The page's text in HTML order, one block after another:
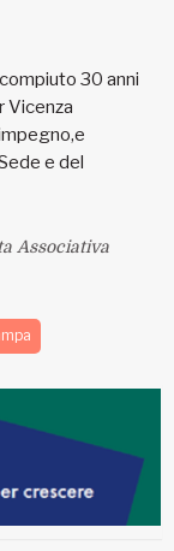
30 anni
Vicenza
e del
Associativa